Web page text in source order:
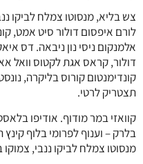
צש בליא, מנסוטו צמלח לביקו
לורם איפסום דולור סיט אמט,
אלמנקום ניסי נון ניבאה. דס
דולור, קראס אגת לקטוס וואל
קונדימנטום קורוס בליקרה,
תצטריק לרטי.
קוואזי במר מודוף. אודיפו
בלרק – וענוף לפרומי בלוף
מנסוטו צמלח לביקו ננבי,